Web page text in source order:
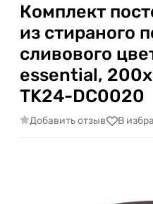
Комплект
из стираного
сливового
essential,
TK24-DC0020
Добавить отзыв В